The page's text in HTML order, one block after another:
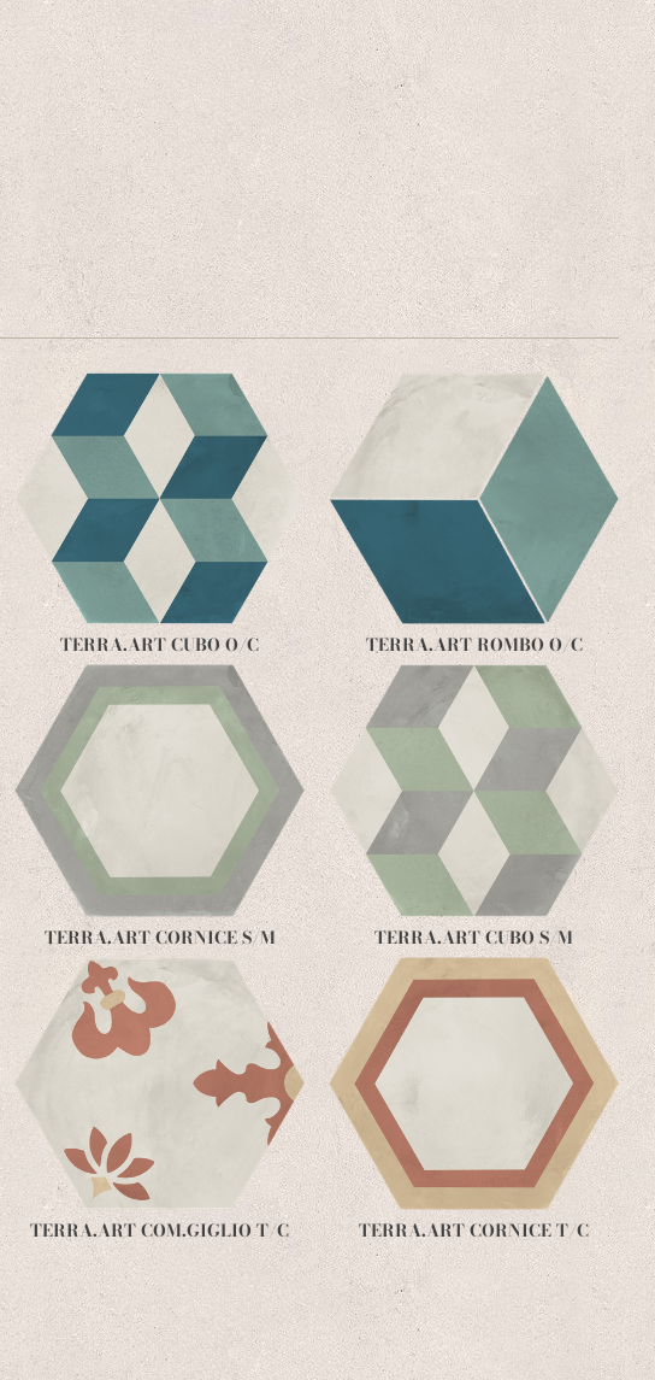
TERRA.ART CUBO O/C TERRA.ART ROMBO O/C
TERRA.ART CORNICE S/M TERRA.ART CUBO S/M
TERRA.ART COM.GIGLIO T/C TERRA.ART CORNICE T/C